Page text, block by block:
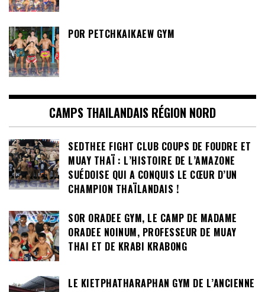
POR PETCHKAIKAEW GYM
CAMPS THAILANDAIS RÉGION NORD
SEDTHEE FIGHT CLUB COUPS DE FOUDRE ET
MUAY THAÏ : L’HISTOIRE DE L’AMAZONE
SUÉDOISE QUI A CONQUIS LE CŒUR D’UN
CHAMPION THAÏLANDAIS !
SOR ORADEE GYM, LE CAMP DE MADAME
ORADEE NOINUM, PROFESSEUR DE MUAY
THAI ET DE KRABI KRABONG
LE KIETPHATHARAPHAN GYM DE L’ANCIENNE